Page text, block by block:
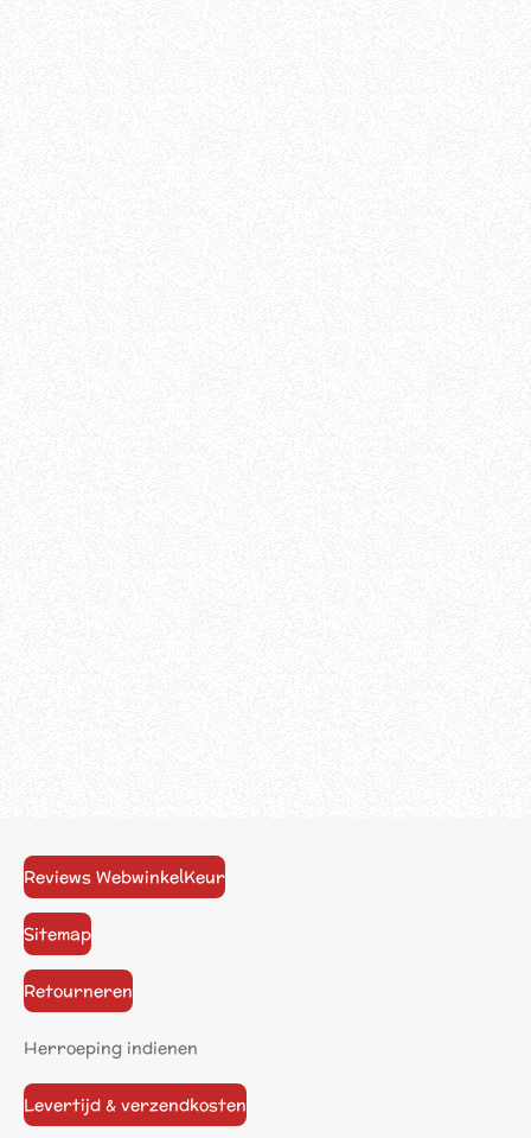
Reviews WebwinkelKeur
Sitemap
Retourneren
Herroeping indienen
Levertijd & verzendkosten